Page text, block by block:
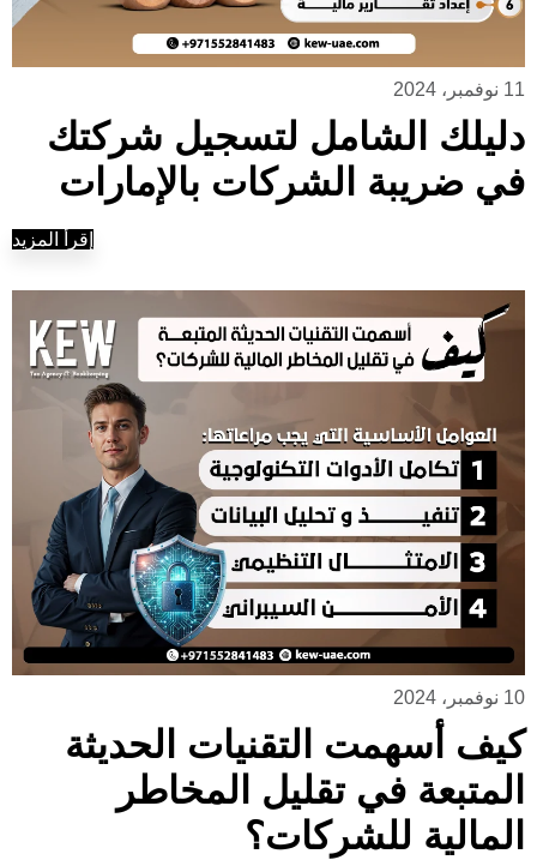
11 نوفمبر، 2024
دليلك الشامل لتسجيل شركتك
في ضريبة الشركات بالإمارات
إقرأ المزيد
10 نوفمبر، 2024
كيف أسهمت التقنيات الحديثة
المتبعة في تقليل المخاطر
المالية للشركات؟